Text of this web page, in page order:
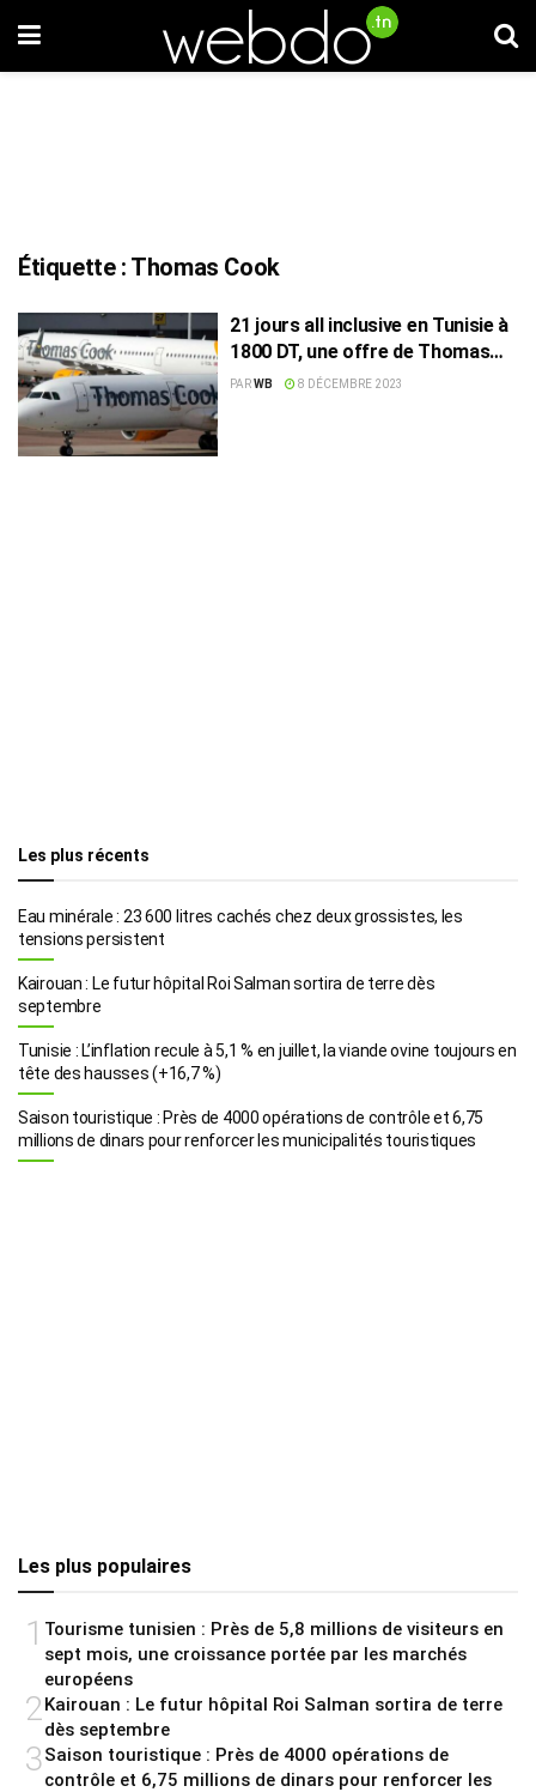
Étiquette : Thomas Cook
21 jours all inclusive en Tunisie à
1800 DT, une offre de Thomas
Cook fait polémique
PARWB 8 DÉCEMBRE 2023
Les plus récents
Eau minérale : 23 600 litres cachés chez deux grossistes, les
tensions persistent
Kairouan : Le futur hôpital Roi Salman sortira de terre dès
septembre
Tunisie : L’inflation recule à 5,1 % en juillet, la viande ovine toujours en
tête des hausses (+16,7 %)
Saison touristique : Près de 4000 opérations de contrôle et 6,75
millions de dinars pour renforcer les municipalités touristiques
Les plus populaires
1 Tourisme tunisien : Près de 5,8 millions de visiteurs en
sept mois, une croissance portée par les marchés
européens
2 Kairouan : Le futur hôpital Roi Salman sortira de terre
dès septembre
3Saison touristique : Près de 4000 opérations de
contrôle et 6,75 millions de dinars pour renforcer les